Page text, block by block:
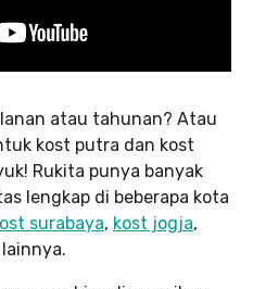
atau tahunan? Atau
kost putra dan kost
Rukita punya banyak
lengkap di beberapa kota
surabaya, kost jogja,